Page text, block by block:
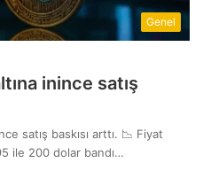
Genel
inince satış
satış baskısı arttı. 📉 Fiyat
ile 200 dolar bandı…